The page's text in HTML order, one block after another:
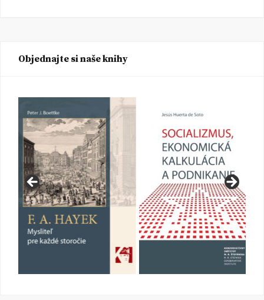
Objednajte si naše knihy